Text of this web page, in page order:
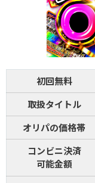
初回無料
取扱タイトル
オリパの価格帯
コンビニ決済
可能金額